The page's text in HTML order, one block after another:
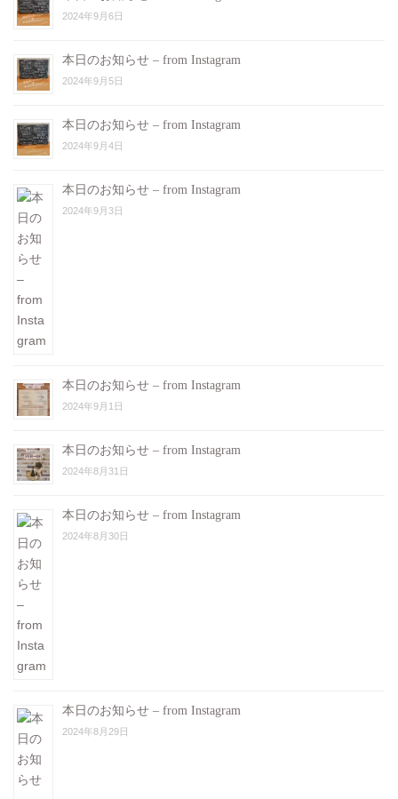
2024年9月6日
本日のお知らせ – from Instagram
2024年9月5日
本日のお知らせ – from Instagram
2024年9月4日
本日のお知らせ – from Instagram
2024年9月3日
本日のお知らせ – from Instagram
2024年9月1日
本日のお知らせ – from Instagram
2024年8月31日
本日のお知らせ – from Instagram
2024年8月30日
本日のお知らせ – from Instagram
2024年8月29日